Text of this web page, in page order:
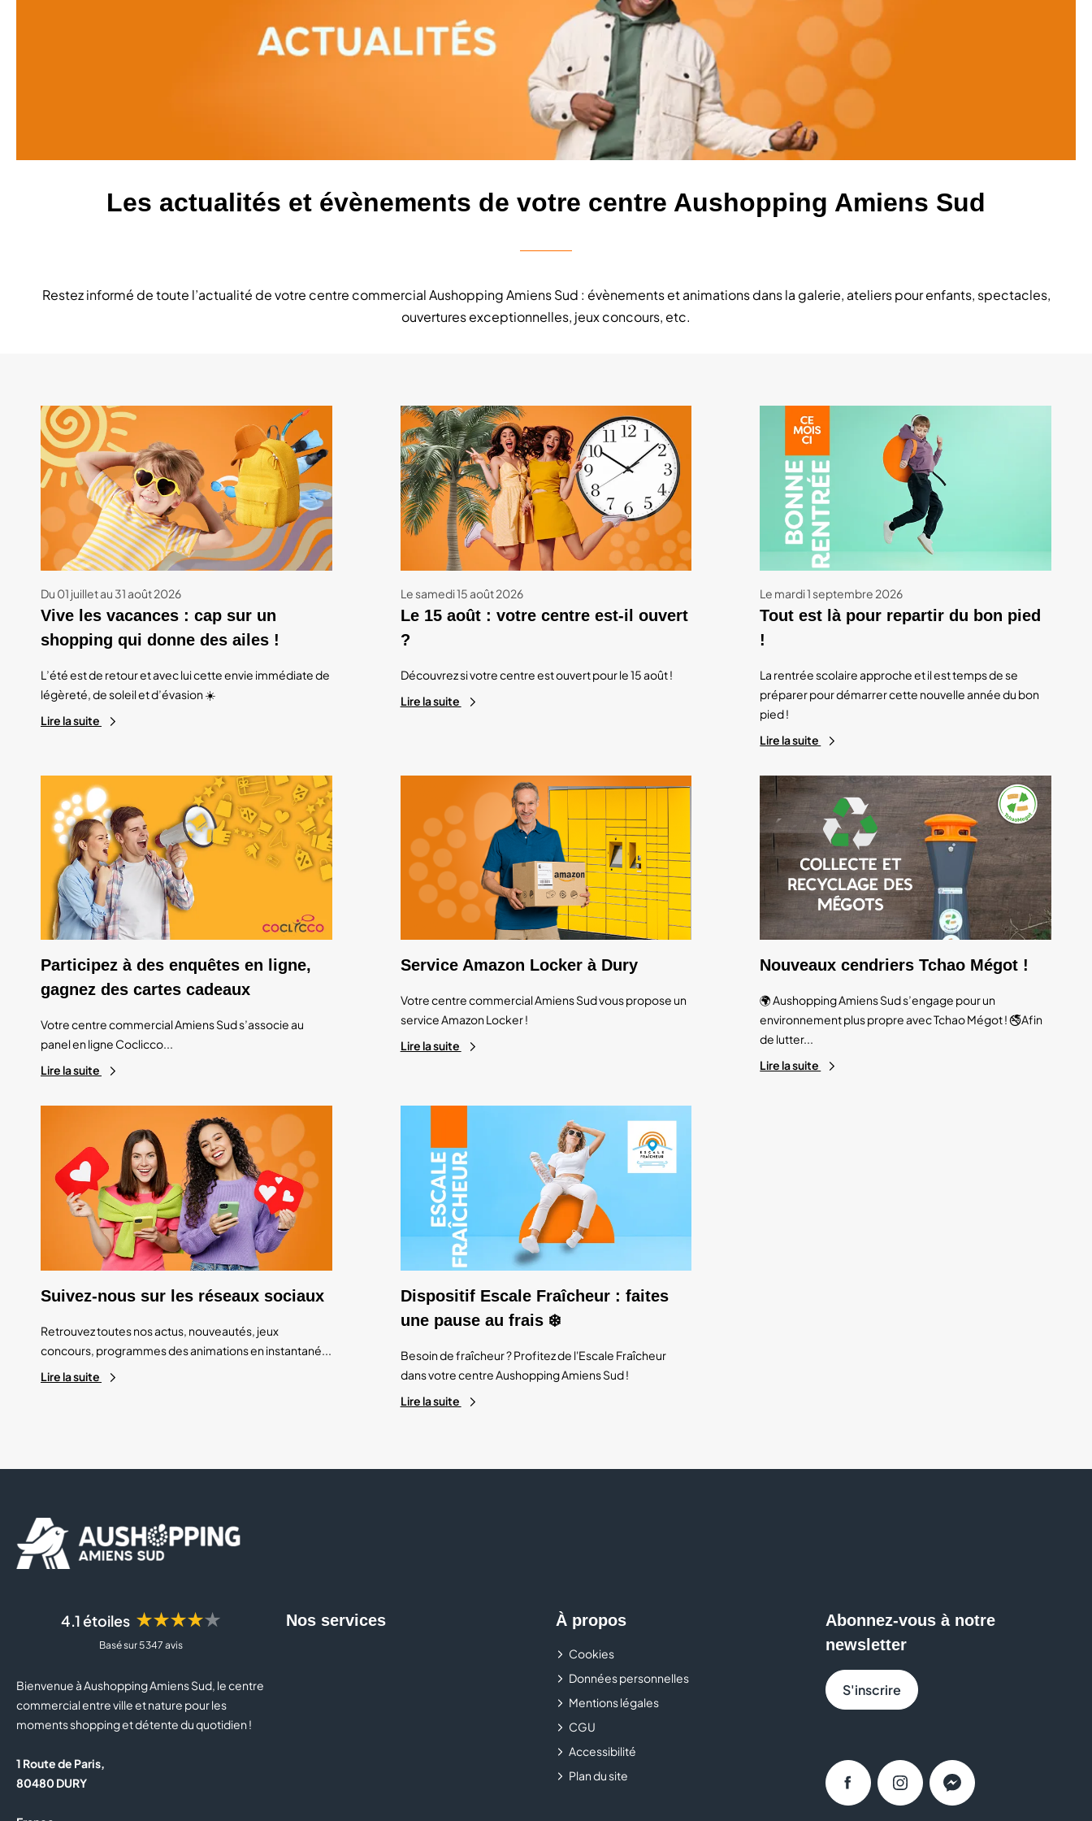
Les actualités et évènements de votre centre Aushopping Amiens Sud
Restez informé de toute l’actualité de votre centre commercial Aushopping Amiens Sud : évènements et animations dans la galerie, ateliers pour enfants, spectacles,
ouvertures exceptionnelles, jeux concours, etc.
Du 01 juillet au 31 août 2026
Vive les vacances : cap sur un
shopping qui donne des ailes !
L’été est de retour et avec lui cette envie immédiate de
légèreté, de soleil et d’évasion ☀️
Lire la suite
Le samedi 15 août 2026
Le 15 août : votre centre est-il ouvert
?
Découvrez si votre centre est ouvert pour le 15 août !
Lire la suite
Le mardi 1 septembre 2026
Tout est là pour repartir du bon pied
!
La rentrée scolaire approche et il est temps de se
préparer pour démarrer cette nouvelle année du bon
pied !
Lire la suite
Participez à des enquêtes en ligne,
gagnez des cartes cadeaux
Votre centre commercial Amiens Sud s’associe au
panel en ligne Coclicco...
Lire la suite
Service Amazon Locker à Dury
Votre centre commercial Amiens Sud vous propose un
service Amazon Locker !
Lire la suite
Nouveaux cendriers Tchao Mégot !
🌍 Aushopping Amiens Sud s’engage pour un
environnement plus propre avec Tchao Mégot ! 🚭Afin
de lutter...
Lire la suite
Suivez-nous sur les réseaux sociaux
Retrouvez toutes nos actus, nouveautés, jeux
concours, programmes des animations en instantané...
Lire la suite
Dispositif Escale Fraîcheur : faites
une pause au frais ❄️
Besoin de fraîcheur ? Profitez de l'Escale Fraîcheur
dans votre centre Aushopping Amiens Sud !
Lire la suite
4.1 étoiles ★★★★★
Basé sur 5 347 avis
Bienvenue à Aushopping Amiens Sud, le centre
commercial entre ville et nature pour les
moments shopping et détente du quotidien !
1 Route de Paris,
80480 DURY
Nos services À propos
Cookies
Données personnelles
Mentions légales
CGU
Accessibilité
Plan du site
Abonnez-vous à notre
newsletter
S'inscrire
FacebookInstagramMessenger